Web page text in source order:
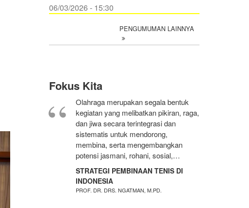
06/03/2026 - 15:30
PENGUMUMAN LAINNYA
Fokus Kita
Olahraga merupakan segala bentuk
kegiatan yang melibatkan pikiran, raga,
dan jiwa secara terintegrasi dan
sistematis untuk mendorong,
membina, serta mengembangkan
potensi jasmani, rohani, sosial,…
STRATEGI PEMBINAAN TENIS DI
INDONESIA
PROF. DR. DRS. NGATMAN, M.PD.